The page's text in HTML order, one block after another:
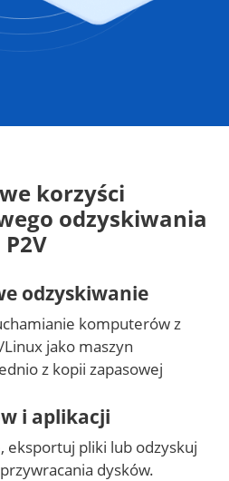
korzyści
odzyskiwania
P2V
odzyskiwanie
komputerów z
jako maszyn
z kopii zapasowej
i aplikacji
eksportuj pliki lub odzyskuj
dysków.